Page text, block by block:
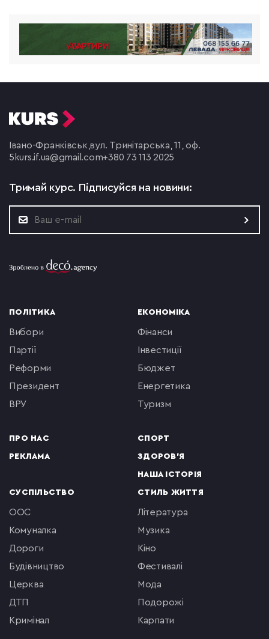
Івано-Франківськ,вул. Тринітарська, 11, оф.
5 kurs.if.ua@gmail.com+380 73 113 2025
Тримай курс. Підписуйся на новини:
ПОЛІТИКА
вибори
партії
реформи
президент
ВРУ
ПРО НАС
РЕКЛАМА
ЕКОНОМІКА
фінанси
інвестиції
бюджет
енергетика
туризм
СПОРТ
ЗДОРОВ'Я
НАША ІСТОРІЯ
СУСПІЛЬСТВО
ООС
комуналка
Дороги
будівництво
церква
ДТП
кримінал
СТИЛЬ ЖИТТЯ
література
музика
кіно
фестивалі
мода
подорожі
Карпати